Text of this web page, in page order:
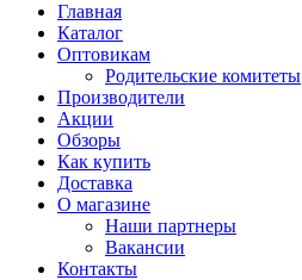
Главная
Каталог
Оптовикам
Родительские комитеты
Производители
Акции
Обзоры
Как купить
Доставка
О магазине
Наши партнеры
Вакансии
Контакты